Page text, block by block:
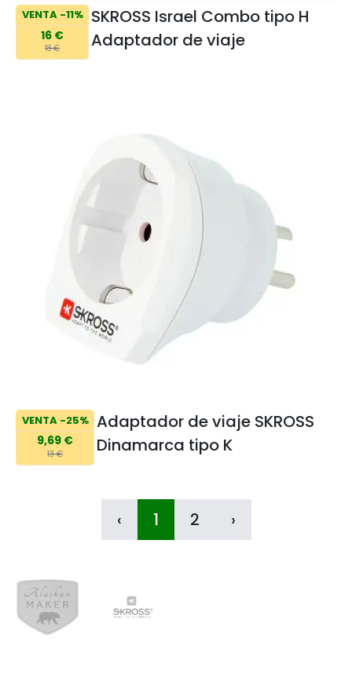
VENTA -11%
16 €
18 €
SKROSS Israel Combo tipo H
Adaptador de viaje
VENTA -25%
9,69 €
13 €
Adaptador de viaje SKROSS
Dinamarca tipo K
‹ 1 2 ›